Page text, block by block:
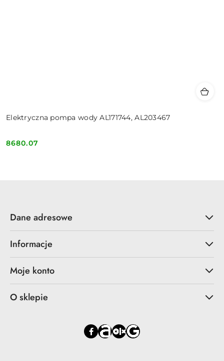
Elektryczna pompa wody AL171744, AL203467
Cena:
8680.07
Dane adresowe
Informacje
Moje konto
O sklepie